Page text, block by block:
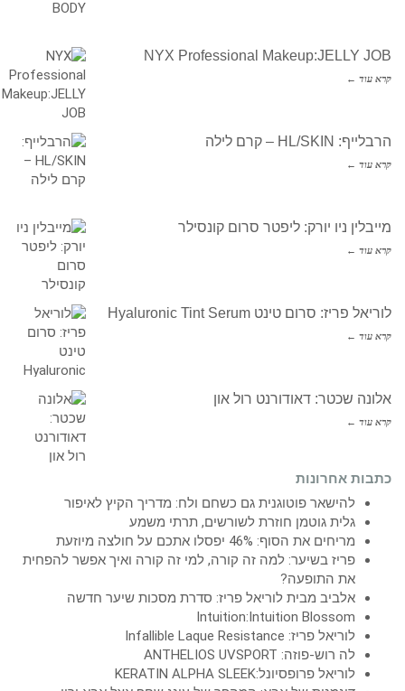
NYX Professional Makeup:JELLY JOB
קרא עוד ←
הרבלייף: HL/SKIN – קרם לילה
קרא עוד ←
מייבלין ניו יורק: ליפטר סרום קונסילר
קרא עוד ←
לוריאל פריז: סרום טינט Hyaluronic Tint Serum
קרא עוד ←
אלונה שכטר: דאודורנט רול און
קרא עוד ←
כתבות אחרונות
להישאר פוטוגנית גם כשחם ולח: מדריך הקיץ לאיפור
גלית גוטמן חוזרת לשורשים, תרתי משמע
מריחים את הסוף: 46% יפסלו אתכם על חולצה מיוזעת
פריז בשיער: למה זה קורה, למי זה קורה ואיך אפשר להפחית
את התופעה?
אלביב מבית לוריאל פריז: סדרת מסכות שיער חדשה
Intuition:Intuition Blossom
לוריאל פריז: Infallible Laque Resistance
לה רוש-פוזה: ANTHELIOS UVSPORT
לוריאל פרופסיונל:KERATIN ALPHA SLEEK